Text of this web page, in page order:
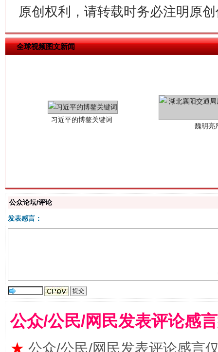
原创权利，请转载时务必注明原
全球视频图文新闻
生
揭批美国五大"原罪" "炒
公众论坛/评论
发表感言：
公众/公民/网民发表评论感
★ 公众/公民/网民发表评论感言